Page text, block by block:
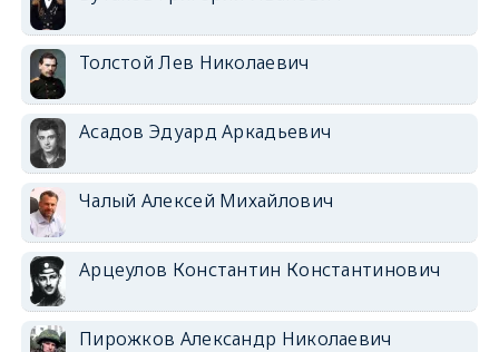
Толстой Лев Николаевич
Асадов Эдуард Аркадьевич
Чалый Алексей Михайлович
Арцеулов Константин Константинович
Пирожков Александр Николаевич